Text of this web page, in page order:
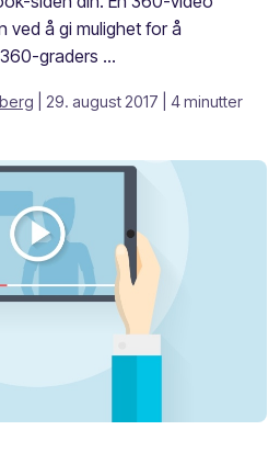
ved å gi mulighet for å
graders ...
| 29. august 2017
| 4 minutter